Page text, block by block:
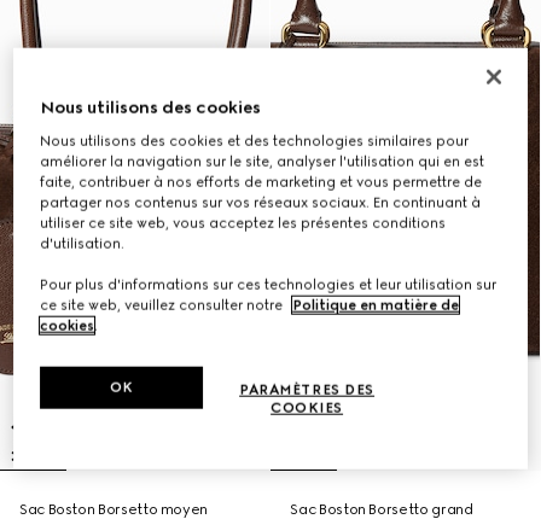
Sac Boston Borsetto moyen
Sac Boston Borsetto grand
Nous utilisons des cookies
Nous utilisons des cookies et des technologies similaires pour
améliorer la navigation sur le site, analyser l'utilisation qui en est
faite, contribuer à nos efforts de marketing et vous permettre de
partager nos contenus sur vos réseaux sociaux. En continuant à
utiliser ce site web, vous acceptez les présentes conditions
d'utilisation.
Pour plus d'informations sur ces technologies et leur utilisation sur
ce site web, veuillez consulter notre
Politique en matière de
cookies.
PARAMÈTRES DES
COOKIES
OK